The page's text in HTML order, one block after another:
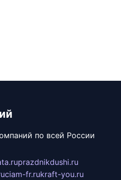
по всей России
prazdnikdushi.ru
ciam-fr.rukraft-you.ru